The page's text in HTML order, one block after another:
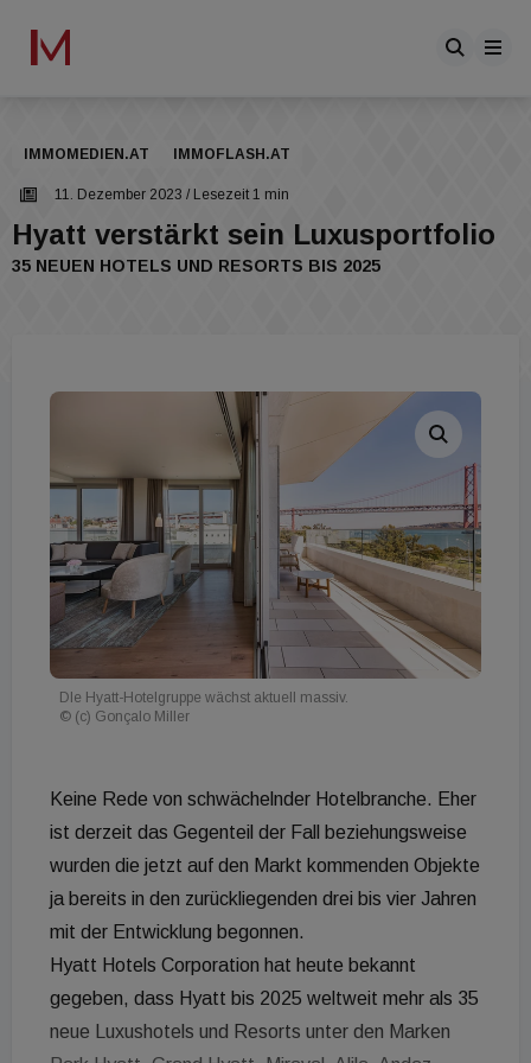
IMMOMEDIEN.AT IMMOFLASH.AT
11. Dezember 2023 / Lesezeit 1 min
Hyatt verstärkt sein Luxusportfolio
35 NEUEN HOTELS UND RESORTS BIS 2025
DIe Hyatt-Hotelgruppe wächst aktuell massiv.
© (c) Gonçalo Miller
Keine Rede von schwächelnder Hotelbranche. Eher
ist derzeit das Gegenteil der Fall beziehungsweise
wurden die jetzt auf den Markt kommenden Objekte
ja bereits in den zurückliegenden drei bis vier Jahren
mit der Entwicklung begonnen.
Hyatt Hotels Corporation hat heute bekannt
gegeben, dass Hyatt bis 2025 weltweit mehr als 35
neue Luxushotels und Resorts unter den Marken